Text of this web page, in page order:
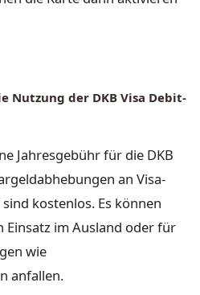
Nutzung der DKB Visa Debit-
Jahresgebühr für die DKB
an Visa-
kostenlos. Es können
Einsatz im Ausland oder für
wie
anfallen.